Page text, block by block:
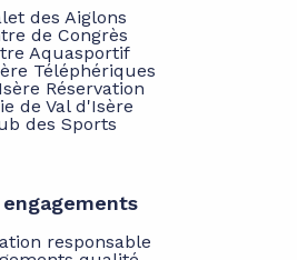
des Aiglons
de Congrès
Aquasportif
Téléphériques
Réservation
de Val d'Isère
des Sports
engagements
responsable